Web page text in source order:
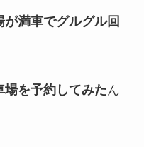
が満車でグルグル回
場を予約してみたん